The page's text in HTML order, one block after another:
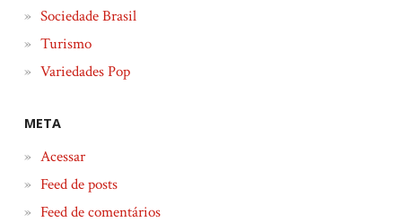
Sociedade Brasil
Turismo
Variedades Pop
META
Acessar
Feed de posts
Feed de comentários